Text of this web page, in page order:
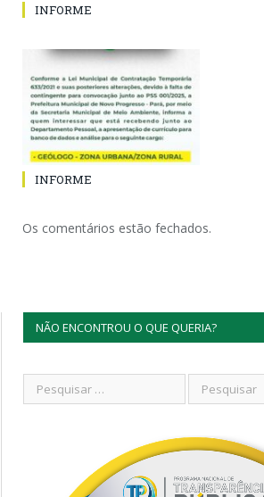
INFORME
INFORME
Os comentários estão fechados.
NÃO ENCONTROU O QUE QUERIA?